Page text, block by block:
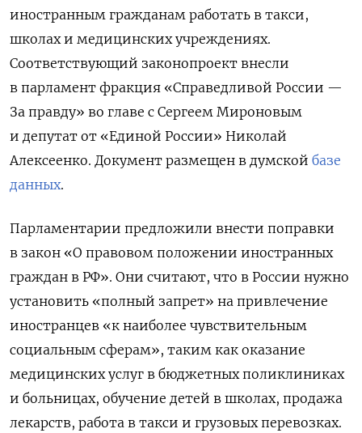
иностранным гражданам работать в такси,
школах и медицинских учреждениях.
Соответствующий законопроект внесли
в парламент фракция «Справедливой России —
За правду» во главе с Сергеем Мироновым
и депутат от «Единой России» Николай
Алексеенко. Документ размещен в думской базе
данных.
Парламентарии предложили внести поправки
в закон «О правовом положении иностранных
граждан в РФ». Они считают, что в России нужно
установить «полный запрет» на привлечение
иностранцев «к наиболее чувствительным
социальным сферам», таким как оказание
медицинских услуг в бюджетных поликлиниках
и больницах, обучение детей в школах, продажа
лекарств, работа в такси и грузовых перевозках.